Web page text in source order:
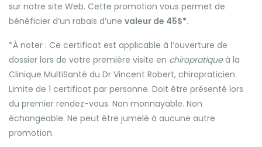
sur notre site Web. Cette promotion vous permet de
bénéficier d’un rabais d’une valeur de 45$*.
*À noter : Ce certificat est applicable à l’ouverture de
dossier lors de votre première visite en chiropratiqueà la
Clinique MultiSanté du Dr Vincent Robert, chiropraticien.
Limite de 1 certificat par personne. Doit être présenté lors
du premier rendez-vous. Non monnayable. Non
échangeable. Ne peut être jumelé à aucune autre
promotion.